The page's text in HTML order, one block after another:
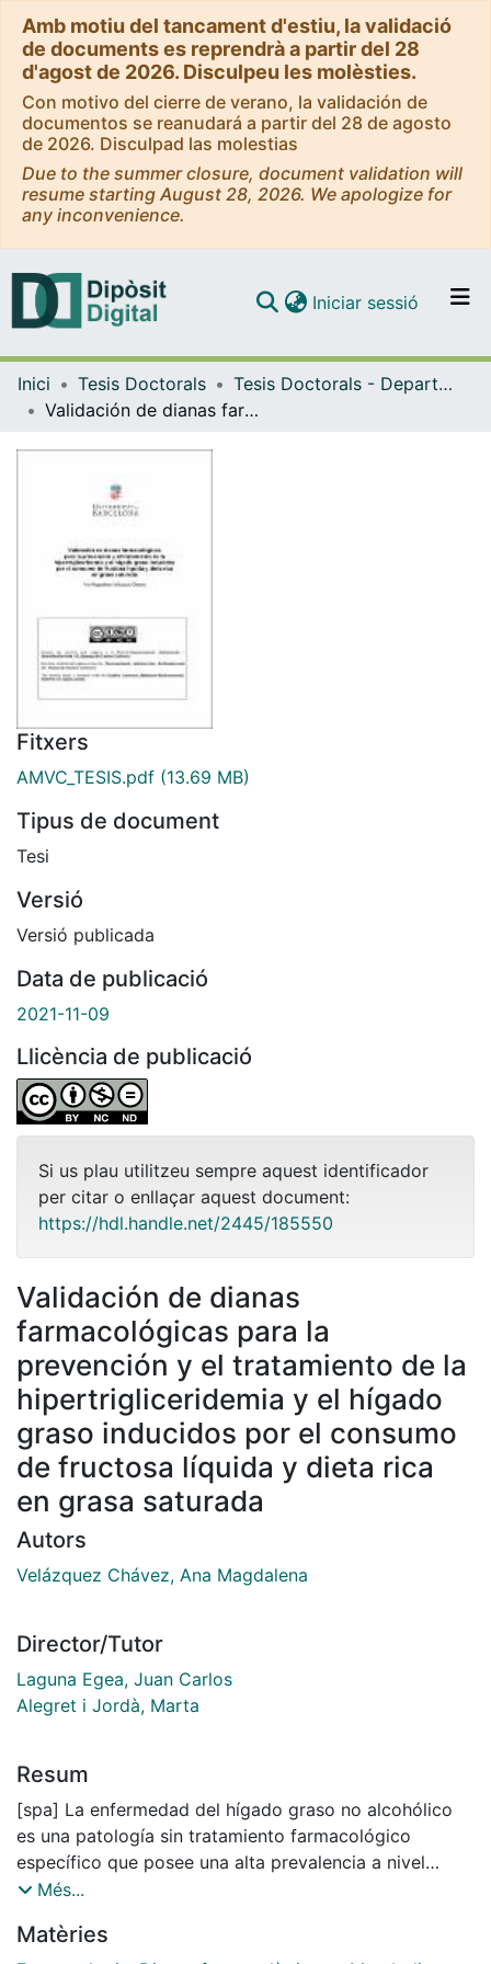
Amb motiu del tancament d'estiu, la validació
de documents es reprendrà a partir del 28
d'agost de 2026. Disculpeu les molèsties.
Con motivo del cierre de verano, la validación de
documentos se reanudará a partir del 28 de agosto
de 2026. Disculpad las molestias
Due to the summer closure, document validation will
resume starting August 28, 2026. We apologize for
any inconvenience.
Navega per tot el DD
Iniciar sessió (current)
Inici Tesis Doctorals
Tesis Doctorals - Departament - Farmacologia, Toxicologia i Química Terapèutica
Validación de dianas farmacológicas para la prevención y el tratamiento de la hipertrigliceridemia y el hígado graso inducidos por el consumo de fructosa líquida y dieta rica en grasa saturada
Fitxers
AMVC_TESIS.pdf (13.69 MB)
Tipus de document
Tesi
Versió
Versió publicada
Data de publicació
2021-11-09
Llicència de publicació
Si us plau utilitzeu sempre aquest identificador
per citar o enllaçar aquest document:
https://hdl.handle.net/2445/185550
Validación de dianas
farmacológicas para la
prevención y el tratamiento de la
hipertrigliceridemia y el hígado
graso inducidos por el consumo
de fructosa líquida y dieta rica
en grasa saturada
Autors
Velázquez Chávez, Ana Magdalena
Director/Tutor
Laguna Egea, Juan Carlos
Alegret i Jordà, Marta
Resum
[spa] La enfermedad del hígado graso no alcohólico
es una patología sin tratamiento farmacológico
específico que posee una alta prevalencia a nivel
mundial, cuya etapa inicial se caracteriza por la
dos fármacos candidatos para su tratamiento. El
Més...
Matèries